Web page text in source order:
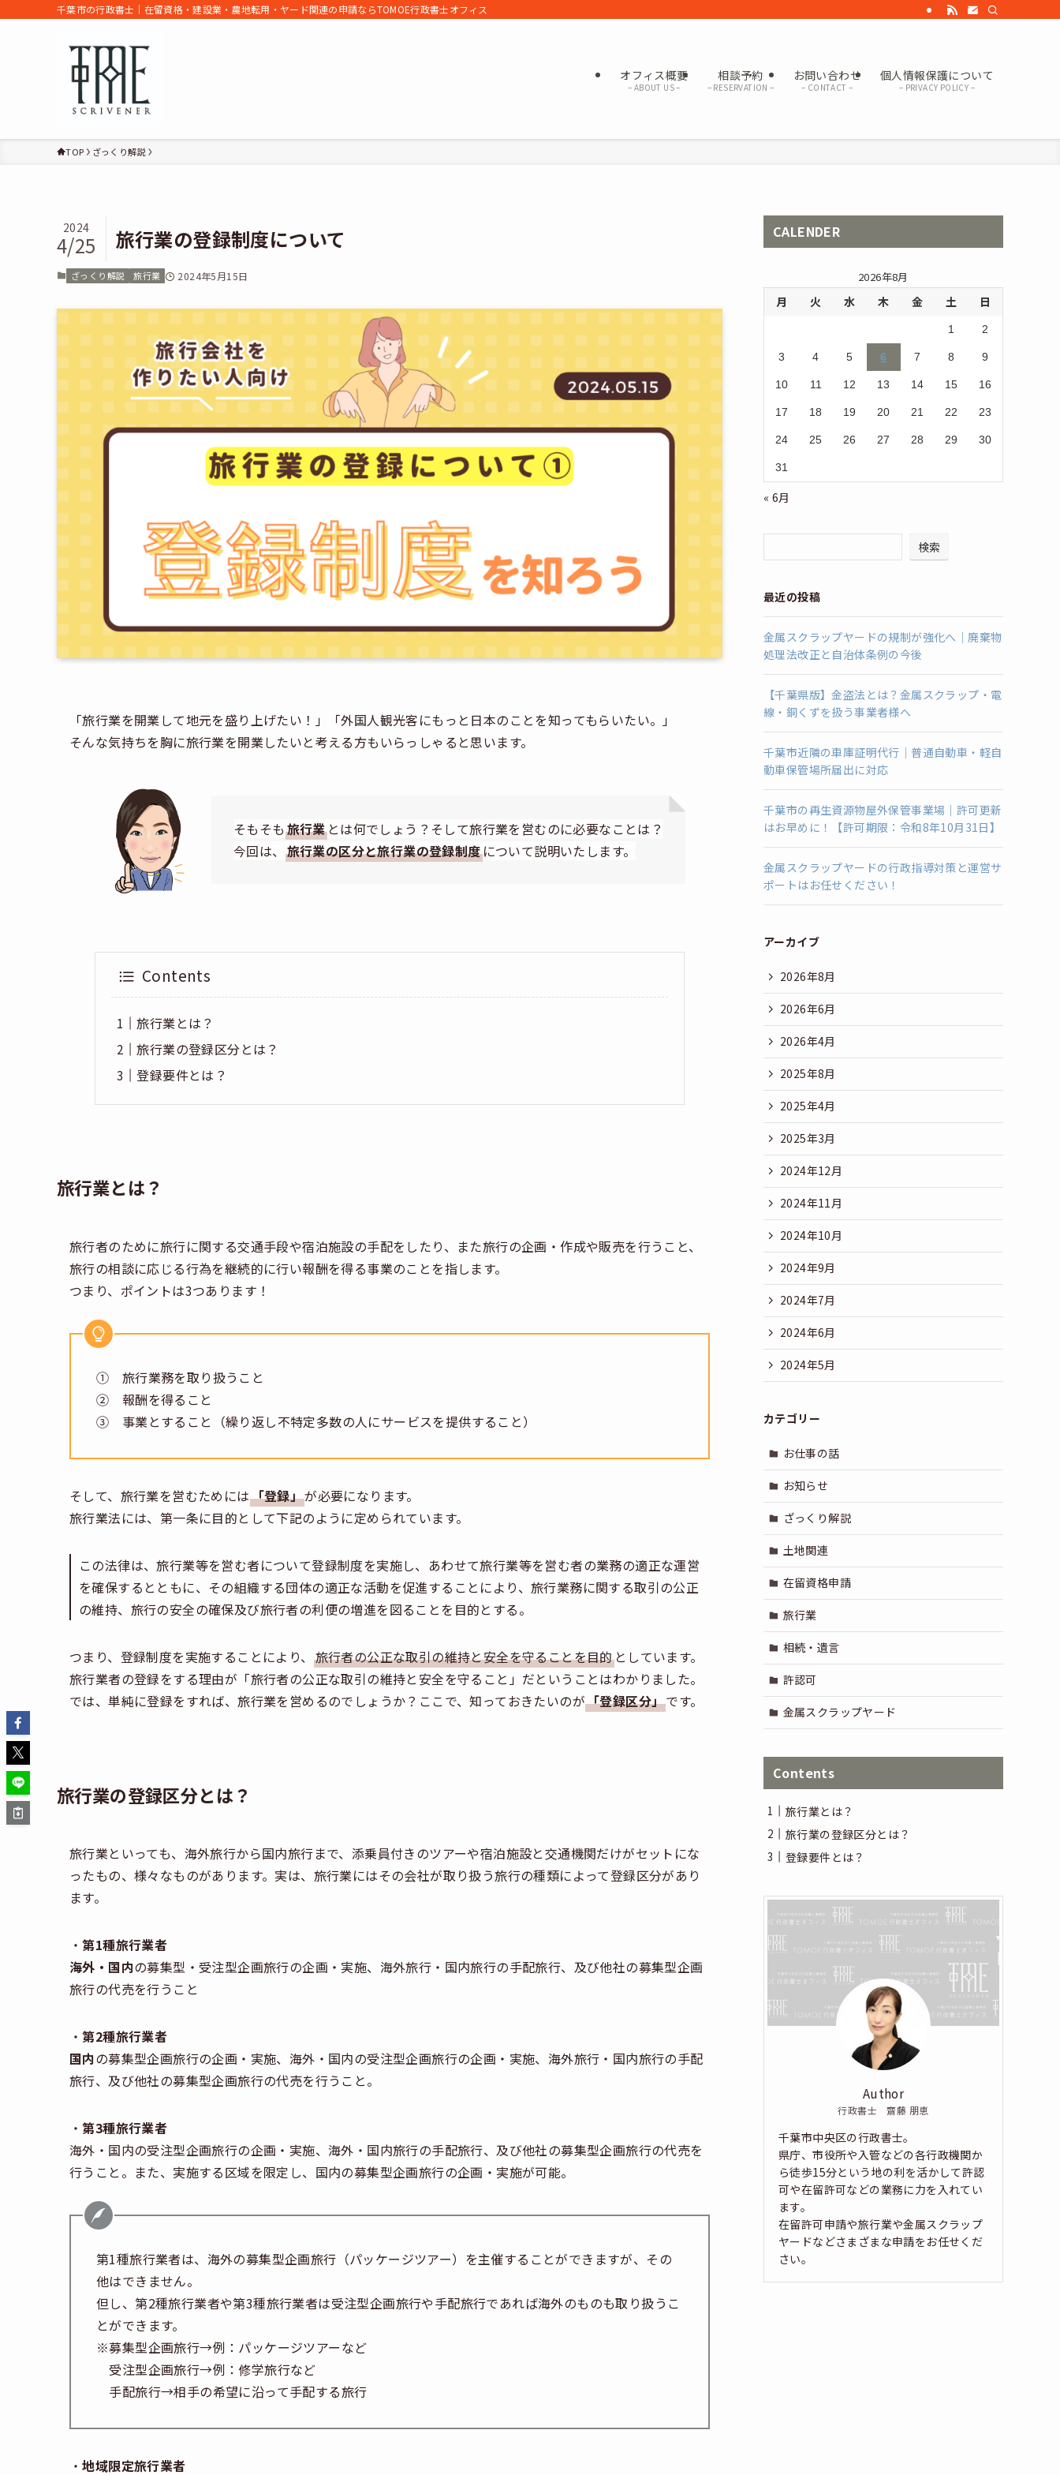
千葉市の行政書士｜在留資格・建設業・農地転用・ヤード関連の申請ならTOMOE行政書士オフィス
オフィス概要
– ABOUT US –
相談予約
– RESERVATION –
お問い合わせ
– CONTACT –
個人情報保護について
– PRIVACY POLICY –
TOP ざっくり解説
旅行業の登録制度について
2024
4/25
ざっくり解説 旅行業 2024年5月15日
「旅行業を開業して地元を盛り上げたい！」「外国人観光客にもっと日本のことを知ってもらいたい。」
そんな気持ちを胸に旅行業を開業したいと考える方もいらっしゃると思います。
そもそも旅行業とは何でしょう？そして旅行業を営むのに必要なことは？
今回は、 旅行業の区分と旅行業の登録制度について説明いたします。
Contents
旅行業とは？
旅行業の登録区分とは？
登録要件とは？
旅行業とは？
旅行者のために旅行に関する交通手段や宿泊施設の手配をしたり、また旅行の企画・作成や販売を行うこと、
旅行の相談に応じる行為を継続的に行い報酬を得る事業のことを指します。
つまり、ポイントは3つあります！
① 旅行業務を取り扱うこと
② 報酬を得ること
③ 事業とすること（繰り返し不特定多数の人にサービスを提供すること）
そして、旅行業を営むためには「登録」が必要になります。
旅行業法には、第一条に目的として下記のように定められています。
この法律は、旅行業等を営む者について登録制度を実施し、あわせて旅行業等を営む者の業務の適正な運営
を確保するとともに、その組織する団体の適正な活動を促進することにより、旅行業務に関する取引の公正
の維持、旅行の安全の確保及び旅行者の利便の増進を図ることを目的とする。
つまり、登録制度を実施することにより、 旅行者の公正な取引の維持と安全を守ることを目的としています。
旅行業者の登録をする理由が「旅行者の公正な取引の維持と安全を守ること」だということはわかりました。
では、単純に登録をすれば、旅行業を営めるのでしょうか？ここで、知っておきたいのが「登録区分」です。
旅行業の登録区分とは？
旅行業といっても、海外旅行から国内旅行まで、添乗員付きのツアーや宿泊施設と交通機関だけがセットにな
ったもの、様々なものがあります。実は、旅行業にはその会社が取り扱う旅行の種類によって登録区分があり
ます。
・第1種旅行業者
海外・国内の募集型・受注型企画旅行の企画・実施、海外旅行・国内旅行の手配旅行、及び他社の募集型企画
旅行の代売を行うこと
・第2種旅行業者
国内の募集型企画旅行の企画・実施、海外・国内の受注型企画旅行の企画・実施、海外旅行・国内旅行の手配
旅行、及び他社の募集型企画旅行の代売を行うこと。
・第3種旅行業者
海外・国内の受注型企画旅行の企画・実施、海外・国内旅行の手配旅行、及び他社の募集型企画旅行の代売を
行うこと。また、実施する区域を限定し、国内の募集型企画旅行の企画・実施が可能。
第1種旅行業者は、海外の募集型企画旅行（パッケージツアー）を主催することができますが、その
他はできません。
但し、第2種旅行業者や第3種旅行業者は受注型企画旅行や手配旅行であれば海外のものも取り扱うこ
とができます。
※募集型企画旅行→例：パッケージツアーなど
受注型企画旅行→例：修学旅行など
手配旅行→相手の希望に沿って手配する旅行
・地域限定旅行業者
CALENDER
2026年8月
月 火 水 木 金 土 日
1 2
3 4 5 6 7 8 9
10 11 12 13 14 15 16
17 18 19 20 21 22 23
24 25 26 27 28 29 30
31
« 6月
検索
最近の投稿
金属スクラップヤードの規制が強化へ｜廃棄物
処理法改正と自治体条例の今後
【千葉県版】金盗法とは？金属スクラップ・電
線・銅くずを扱う事業者様へ
千葉市近隣の車庫証明代行｜普通自動車・軽自
動車保管場所届出に対応
千葉市の再生資源物屋外保管事業場｜許可更新
はお早めに！【許可期限：令和8年10月31日】
金属スクラップヤードの行政指導対策と運営サ
ポートはお任せください！
アーカイブ
2026年8月
2026年6月
2026年4月
2025年8月
2025年4月
2025年3月
2024年12月
2024年11月
2024年10月
2024年9月
2024年7月
2024年6月
2024年5月
カテゴリー
お仕事の話
お知らせ
ざっくり解説
土地関連
在留資格申請
旅行業
相続・遺言
許認可
金属スクラップヤード
Contents
旅行業とは？
旅行業の登録区分とは？
登録要件とは？
Author
行政書士 齋藤 朋恵
千葉市中央区の行政書士。
県庁、市役所や入管などの各行政機関か
ら徒歩15分という地の利を活かして許認
可や在留許可などの業務に力を入れてい
ます。
在留許可申請や旅行業や金属スクラップ
ヤードなどさまざまな申請をお任せくだ
さい。